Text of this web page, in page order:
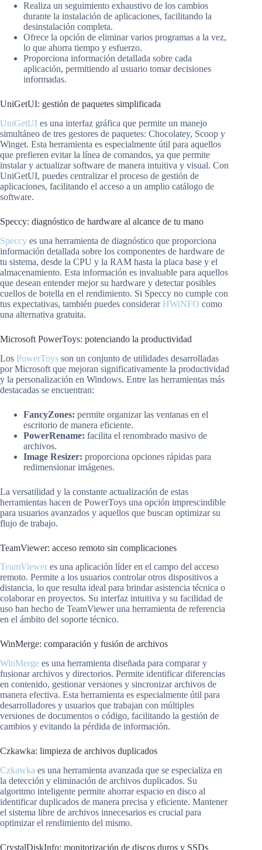
Realiza un seguimiento exhaustivo de los cambios
durante la instalación de aplicaciones, facilitando la
desinstalación completa.
Ofrece la opción de eliminar varios programas a la vez,
lo que ahorra tiempo y esfuerzo.
Proporciona información detallada sobre cada
aplicación, permitiendo al usuario tomar decisiones
informadas.
UniGetUI: gestión de paquetes simplificada
UniGetUI es una interfaz gráfica que permite un manejo
simultáneo de tres gestores de paquetes: Chocolatey, Scoop y
Winget. Esta herramienta es especialmente útil para aquellos
que prefieren evitar la línea de comandos, ya que permite
instalar y actualizar software de manera intuitiva y visual. Con
UniGetUI, puedes centralizar el proceso de gestión de
aplicaciones, facilitando el acceso a un amplio catálogo de
software.
Speccy: diagnóstico de hardware al alcance de tu mano
Speccy es una herramienta de diagnóstico que proporciona
información detallada sobre los componentes de hardware de
tu sistema, desde la CPU y la RAM hasta la placa base y el
almacenamiento. Esta información es invaluable para aquellos
que desean entender mejor su hardware y detectar posibles
cuellos de botella en el rendimiento. Si Speccy no cumple con
tus expectativas, también puedes considerarHWiNFO como
una alternativa gratuita.
Microsoft PowerToys: potenciando la productividad
Los PowerToys son un conjunto de utilidades desarrolladas
por Microsoft que mejoran significativamente la productividad
y la personalización en Windows. Entre las herramientas más
destacadas se encuentran:
FancyZones: permite organizar las ventanas en el
escritorio de manera eficiente.
PowerRename: facilita el renombrado masivo de
archivos.
Image Resizer: proporciona opciones rápidas para
redimensionar imágenes.
La versatilidad y la constante actualización de estas
herramientas hacen de PowerToys una opción imprescindible
para usuarios avanzados y aquellos que buscan optimizar su
flujo de trabajo.
TeamViewer: acceso remoto sin complicaciones
TeamViewer es una aplicación líder en el campo del acceso
remoto. Permite a los usuarios controlar otros dispositivos a
distancia, lo que resulta ideal para brindar asistencia técnica o
colaborar en proyectos. Su interfaz intuitiva y su facilidad de
uso han hecho de TeamViewer una herramienta de referencia
en el ámbito del soporte técnico.
WinMerge: comparación y fusión de archivos
WinMerge es una herramienta diseñada para comparar y
fusionar archivos y directorios. Permite identificar diferencias
en contenido, gestionar versiones y sincronizar archivos de
manera efectiva. Esta herramienta es especialmente útil para
desarrolladores y usuarios que trabajan con múltiples
versiones de documentos o código, facilitando la gestión de
cambios y evitando la pérdida de información.
Czkawka: limpieza de archivos duplicados
Czkawka es una herramienta avanzada que se especializa en
la detección y eliminación de archivos duplicados. Su
algoritmo inteligente permite ahorrar espacio en disco al
identificar duplicados de manera precisa y eficiente. Mantener
el sistema libre de archivos innecesarios es crucial para
optimizar el rendimiento del mismo.
CrystalDiskInfo: monitorización de discos duros y SSDs